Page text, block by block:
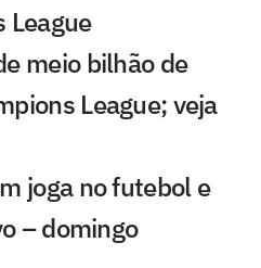
League
meio bilhão de
League; veja
joga no futebol e
– domingo